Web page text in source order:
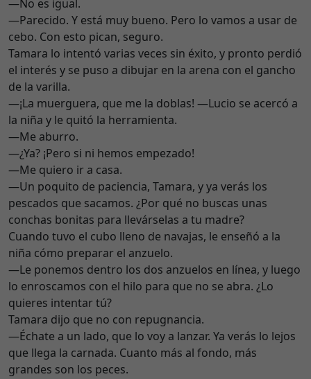
—No es igual.
—Parecido. Y está muy bueno. Pero lo vamos a usar de
cebo. Con esto pican, seguro.
Tamara lo intentó varias veces sin éxito, y pronto perdió
el interés y se puso a dibujar en la arena con el gancho
de la varilla.
—¡La muerguera, que me la doblas! —Lucio se acercó a
la niña y le quitó la herramienta.
—Me aburro.
—¿Ya? ¡Pero si ni hemos empezado!
—Me quiero ir a casa.
—Un poquito de paciencia, Tamara, y ya verás los
pescados que sacamos. ¿Por qué no buscas unas
conchas bonitas para llevárselas a tu madre?
Cuando tuvo el cubo lleno de navajas, le enseñó a la
niña cómo preparar el anzuelo.
—Le ponemos dentro los dos anzuelos en línea, y luego
lo enroscamos con el hilo para que no se abra. ¿Lo
quieres intentar tú?
Tamara dijo que no con repugnancia.
—Échate a un lado, que lo voy a lanzar. Ya verás lo lejos
que llega la carnada. Cuanto más al fondo, más
grandes son los peces.